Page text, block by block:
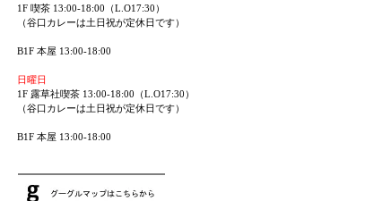
1F 喫茶 13:00-18:00（L.O17:30）
（谷口カレーは土日祝が定休日です）
B1F 本屋 13:00-18:00
日曜日
1F 露草社喫茶 13:00-18:00（L.O17:30）
（谷口カレーは土日祝が定休日です）
B1F 本屋 13:00-18:00